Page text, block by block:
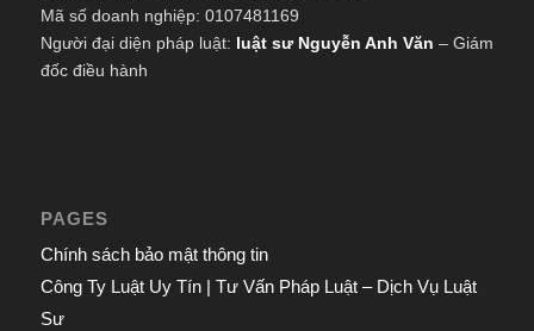
Mã số doanh nghiệp: 0107481169
Người đại diện pháp luật: luật sư Nguyễn Anh Văn – Giám
đốc điều hành
PAGES
Chính sách bảo mật thông tin
Công Ty Luật Uy Tín | Tư Vấn Pháp Luật – Dịch Vụ Luật
Sư